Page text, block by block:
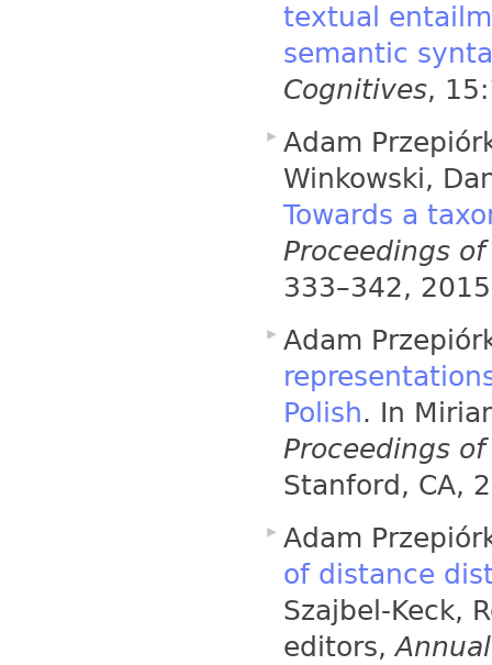
textual
semantic
Cognitives,
Adam
Winkowski,
Towards a
Proceedings
333–342,
Adam
Polish. In
Proceedings
Stanford, CA,
Adam
of distance
Szajbel-Keck,
editors,